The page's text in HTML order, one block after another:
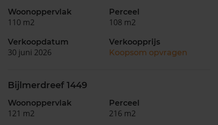
Woonoppervlak
110 m2
Perceel
108 m2
Verkoopdatum
30 juni 2026
Verkoopprijs
Koopsom opvragen
Bijlmerdreef 1449
Woonoppervlak
121 m2
Perceel
216 m2